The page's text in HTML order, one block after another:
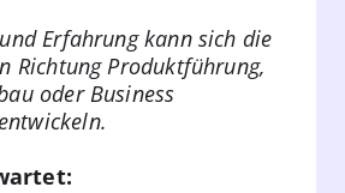
Erfahrung kann sich die
Richtung Produktführung,
oder Business